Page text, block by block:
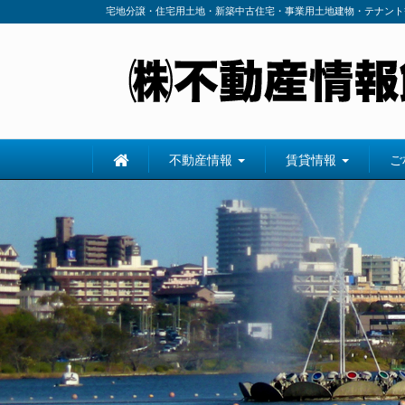
宅地分譲・住宅用土地・新築中古住宅・事業用土地建物・テナン
不動産情報 賃貸情報